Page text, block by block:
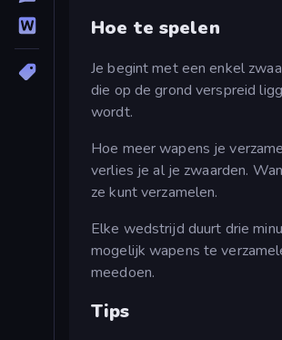
Hoe te spelen
Je begint met een enkel
die op de grond verspreid
wordt.
Hoe meer wapens je
verlies je al je zwaarden.
ze kunt verzamelen.
Elke wedstrijd duurt drie
mogelijk wapens te
meedoen.
Tips